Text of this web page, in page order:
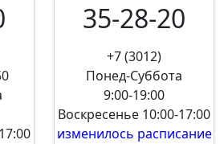
35-28-20
+7 (3012)
Понед-Суббота
9:00-19:00
Воскресенье 10:00-17:00
изменилось расписание